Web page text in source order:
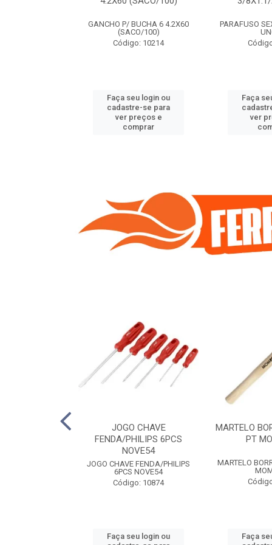
GANCHO P/ BUCHA 6 4.2X60
(SACO/100)
Código: 10214
Faça seu login ou
cadastre-se para
ver preços e
comprar
PARAFUSO
Faça
ver
JOGO CHAVE
FENDA/PHILIPS 6PCS
NOVE54
JOGO CHAVE FENDA/PHILIPS
6PCS NOVE54
Código: 10874
Faça seu login ou
MARTELO
PT
MARTELO
Faça